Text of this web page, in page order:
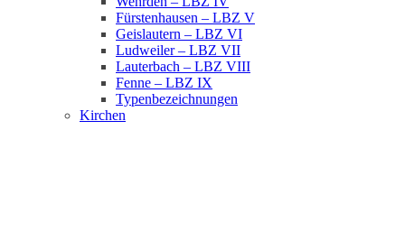
Fürstenhausen – LBZ V
Geislautern – LBZ VI
Ludweiler – LBZ VII
Lauterbach – LBZ VIII
Fenne – LBZ IX
Typenbezeichnungen
Kirchen